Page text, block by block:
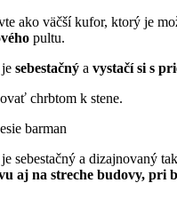
ako väčší kufor, ktorý je
pultu.
sebestačný a vystačí si s
chrbtom k stene.
barman
sebestačný a dizajnovaný
aj na streche budovy, pri